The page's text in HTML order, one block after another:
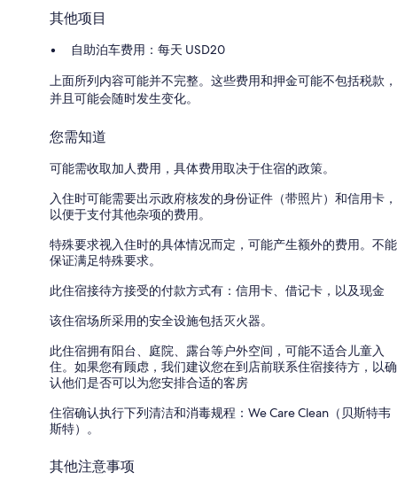
其他项目
自助泊车费用：每天 USD20
上面所列内容可能并不完整。这些费用和押金可能不包括税款，
并且可能会随时发生变化。
您需知道
可能需收取加人费用，具体费用取决于住宿的政策。
入住时可能需要出示政府核发的身份证件（带照片）和信用卡，
以便于支付其他杂项的费用。
特殊要求视入住时的具体情况而定，可能产生额外的费用。不能
保证满足特殊要求。
此住宿接待方接受的付款方式有：信用卡、借记卡，以及现金
该住宿场所采用的安全设施包括灭火器。
此住宿拥有阳台、庭院、露台等户外空间，可能不适合儿童入
住。如果您有顾虑，我们建议您在到店前联系住宿接待方，以确
认他们是否可以为您安排合适的客房
住宿确认执行下列清洁和消毒规程：We Care Clean（贝斯特韦
斯特）。
其他注意事项